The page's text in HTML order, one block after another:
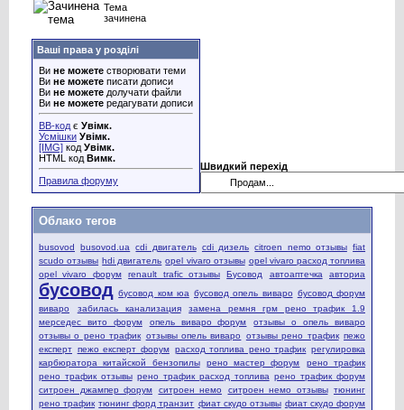
Тема
зачинена
Ваші права у розділі
Ви не можете створювати теми
Ви не можете писати дописи
Ви не можете долучати файли
Ви не можете редагувати дописи
BB-код є Увімк.
Усмішки Увімк.
[IMG] код Увімк.
HTML код Вимк.
Правила форуму
Швидкий перехід
Облако тегов
busovod busovod.ua cdi двигатель cdi дизель citroen nemo отзывы fiat
scudo отзывы hdi двигатель opel vivaro отзывы opel vivaro расход топлива
opel vivaro форум
renault trafic отзывы Бусовод автоаптечка авториа
бусовод бусовод ком юа бусовод опель виваро бусовод форум
виваро
забилась канализация
замена ремня грм рено трафик 1.9
мерседес вито форум
опель виваро форум
отзывы о опель виваро
отзывы о рено трафик отзывы опель виваро отзывы рено трафик пежо
експерт пежо експерт форум расход топлива рено трафик регулировка
карбюратора китайской бензопилы
рено мастер форум
рено трафик
рено трафик отзывы рено трафик расход топлива рено трафик форум
ситроен джампер форум
ситроен немо ситроен немо отзывы тюнинг
рено трафик тюнинг форд транзит фиат скудо отзывы фиат скудо форум